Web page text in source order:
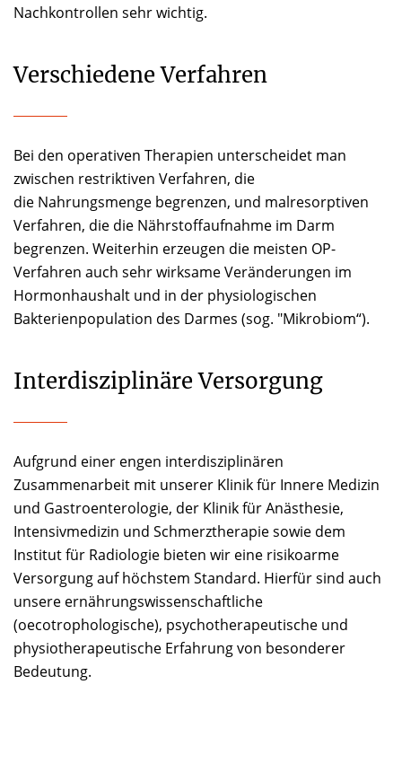
Nachkontrollen sehr wichtig.
Verschiedene Verfahren
Bei den operativen Therapien unterscheidet man
zwischen restriktiven Verfahren, die
die Nahrungsmenge begrenzen, und malresorptiven
Verfahren, die die Nährstoffaufnahme im Darm
begrenzen. Weiterhin erzeugen die meisten OP-
Verfahren auch sehr wirksame Veränderungen im
Hormonhaushalt und in der physiologischen
Bakterienpopulation des Darmes (sog. "Mikrobiom“).
Interdisziplinäre Versorgung
Aufgrund einer engen interdisziplinären
Zusammenarbeit mit unserer Klinik für Innere Medizin
und Gastroenterologie, der Klinik für Anästhesie,
Intensivmedizin und Schmerztherapie sowie dem
Institut für Radiologie bieten wir eine risikoarme
Versorgung auf höchstem Standard. Hierfür sind auch
unsere ernährungswissenschaftliche
(oecotrophologische), psychotherapeutische und
physiotherapeutische Erfahrung von besonderer
Bedeutung.